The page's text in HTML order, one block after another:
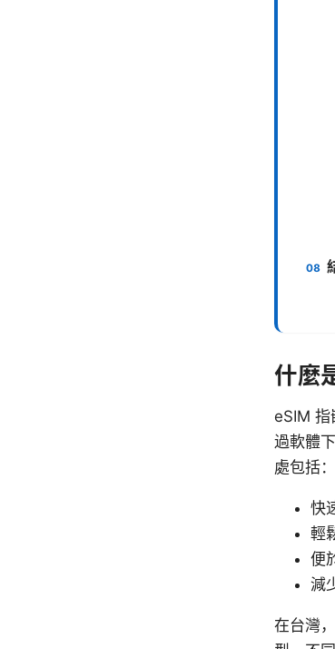
什麼
eSIM 指
過軟體
處包括：
快
輕
便
減
在台灣